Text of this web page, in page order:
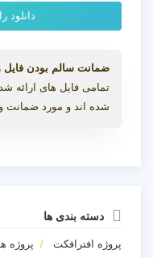
دانلود
ضمانت سالم بودن فایل
تمامی فایل های ارائه
شده اند و مورد ضمانت و
دسته بندی ها
پروژه افترافکت پروژه